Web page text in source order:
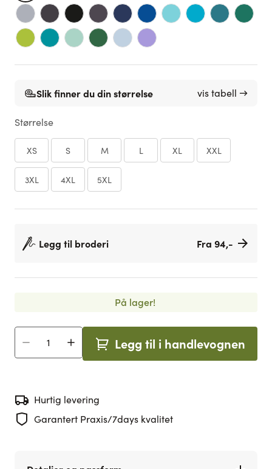
Slik finner du din størrelse vis tabell →
Størrelse
XS S M L XL XXL
3XL 4XL 5XL
Legg til broderi Fra 94,-
På lager!
Antall Legg til i handlevognen
Hurtig levering
Garantert Praxis/7days kvalitet